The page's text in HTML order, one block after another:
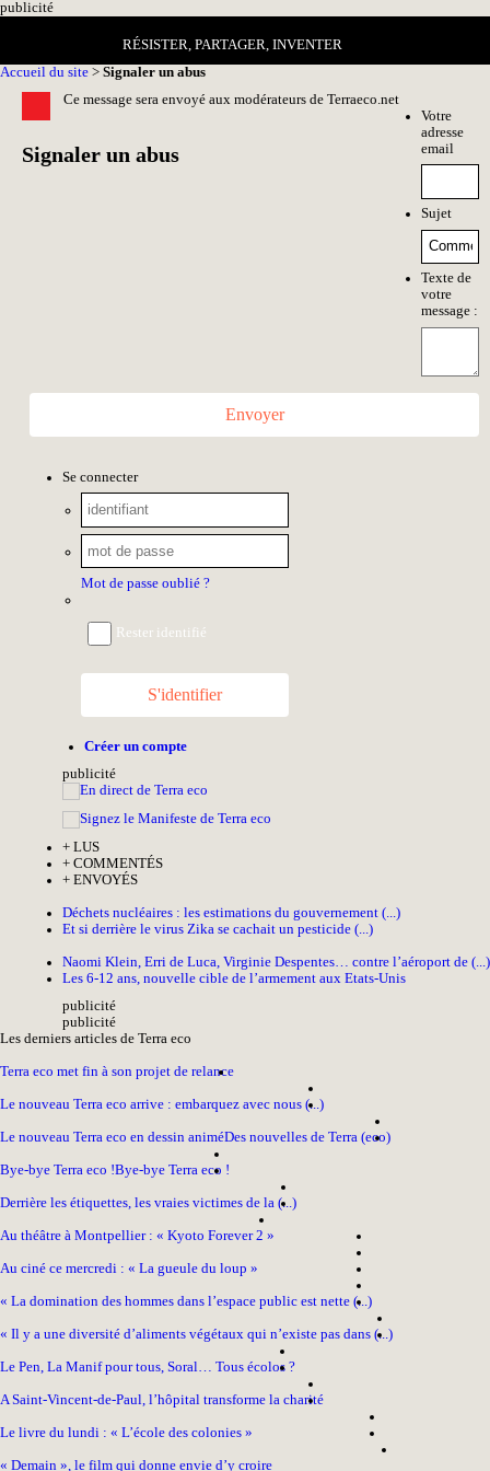
publicité
RÉSISTER, PARTAGER, INVENTER
Accueil du site > Signaler un abus
Ce message sera envoyé aux modérateurs de Terraeco.net
Signaler un abus
Votre
adresse
email
Sujet
Texte de
votre
message :
Envoyer
Se connecter
Mot de passe oublié ?
Rester identifié
S'identifier
Créer un compte
publicité
+ LUS
+ COMMENTÉS
+ ENVOYÉS
Déchets nucléaires : les estimations du gouvernement (...)
Et si derrière le virus Zika se cachait un pesticide (...)
Naomi Klein, Erri de Luca, Virginie Despentes… contre l’aéroport de (...)
Les 6-12 ans, nouvelle cible de l’armement aux Etats-Unis
publicité
publicité
Les derniers articles de Terra eco
Terra eco met fin à son projet de relance
Le nouveau Terra eco arrive : embarquez avec nous (...)
Le nouveau Terra eco en dessin animéDes nouvelles de Terra (eco)
Bye-bye Terra eco !Bye-bye Terra eco !
Derrière les étiquettes, les vraies victimes de la (...)
Au théâtre à Montpellier : « Kyoto Forever 2 »
Au ciné ce mercredi : « La gueule du loup »
« La domination des hommes dans l’espace public est nette (...)
« Il y a une diversité d’aliments végétaux qui n’existe pas dans (...)
Le Pen, La Manif pour tous, Soral… Tous écolos ?
A Saint-Vincent-de-Paul, l’hôpital transforme la charité
Le livre du lundi : « L’école des colonies »
« Demain », le film qui donne envie d’y croire